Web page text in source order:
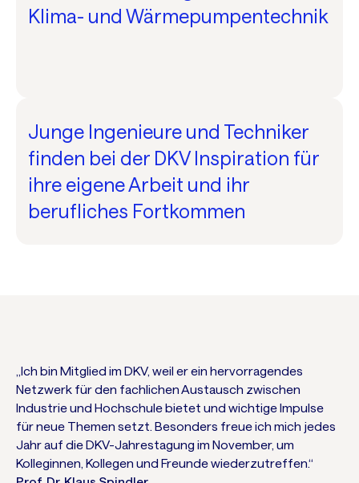
Klima- und Wärmepumpentechnik
Junge Ingenieure und Techniker
finden bei der DKV Inspiration für
ihre eigene Arbeit und ihr
berufliches Fortkommen
„Ich bin Mitglied im DKV, weil er ein hervorragendes
Netzwerk für den fachlichen Austausch zwischen
Industrie und Hochschule bietet und wichtige Impulse
für neue Themen setzt. Besonders freue ich mich jedes
Jahr auf die DKV-Jahrestagung im November, um
Kolleginnen, Kollegen und Freunde wiederzutreffen.“